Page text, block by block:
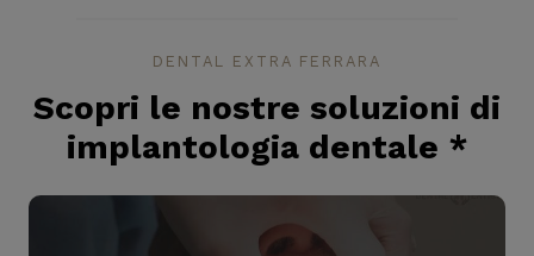
DENTAL EXTRA FERRARA
Scopri le nostre soluzioni di
implantologia dentale *